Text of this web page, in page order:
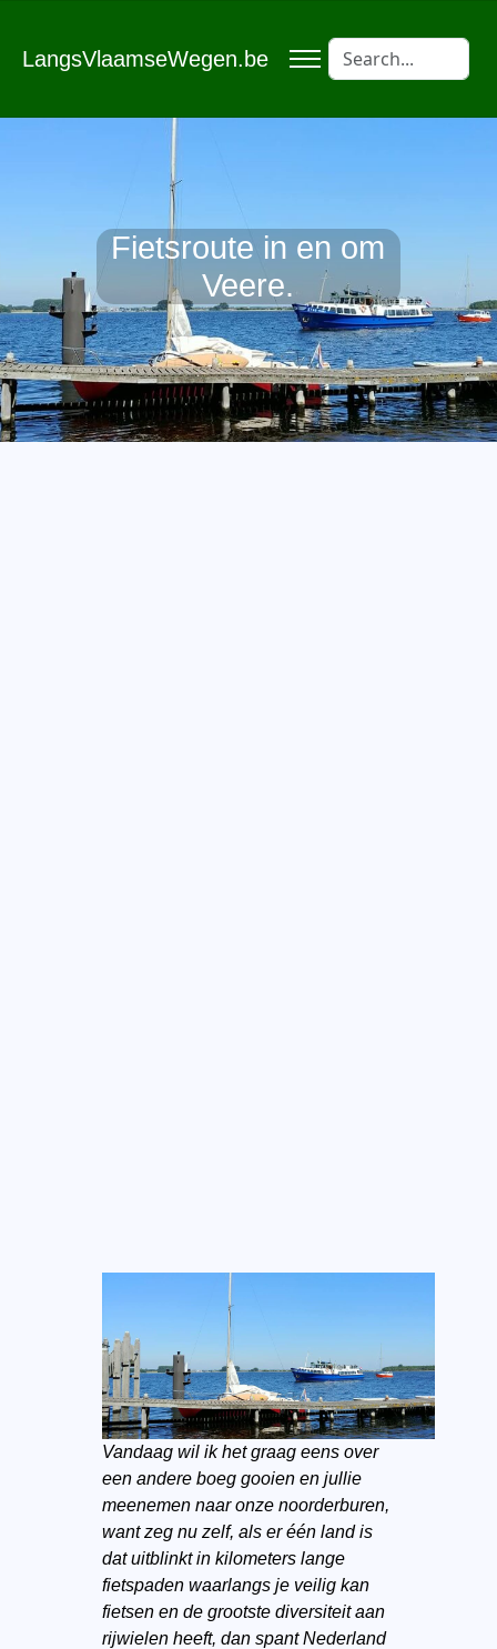
LangsVlaamseWegen.be
Fietsroute in en om
Veere.
Vandaag wil ik het graag eens over
een andere boeg gooien en jullie
meenemen naar onze noorderburen,
want zeg nu zelf, als er één land is
dat uitblinkt in kilometers lange
fietspaden waarlangs je veilig kan
fietsen en de grootste diversiteit aan
rijwielen heeft, dan spant Nederland